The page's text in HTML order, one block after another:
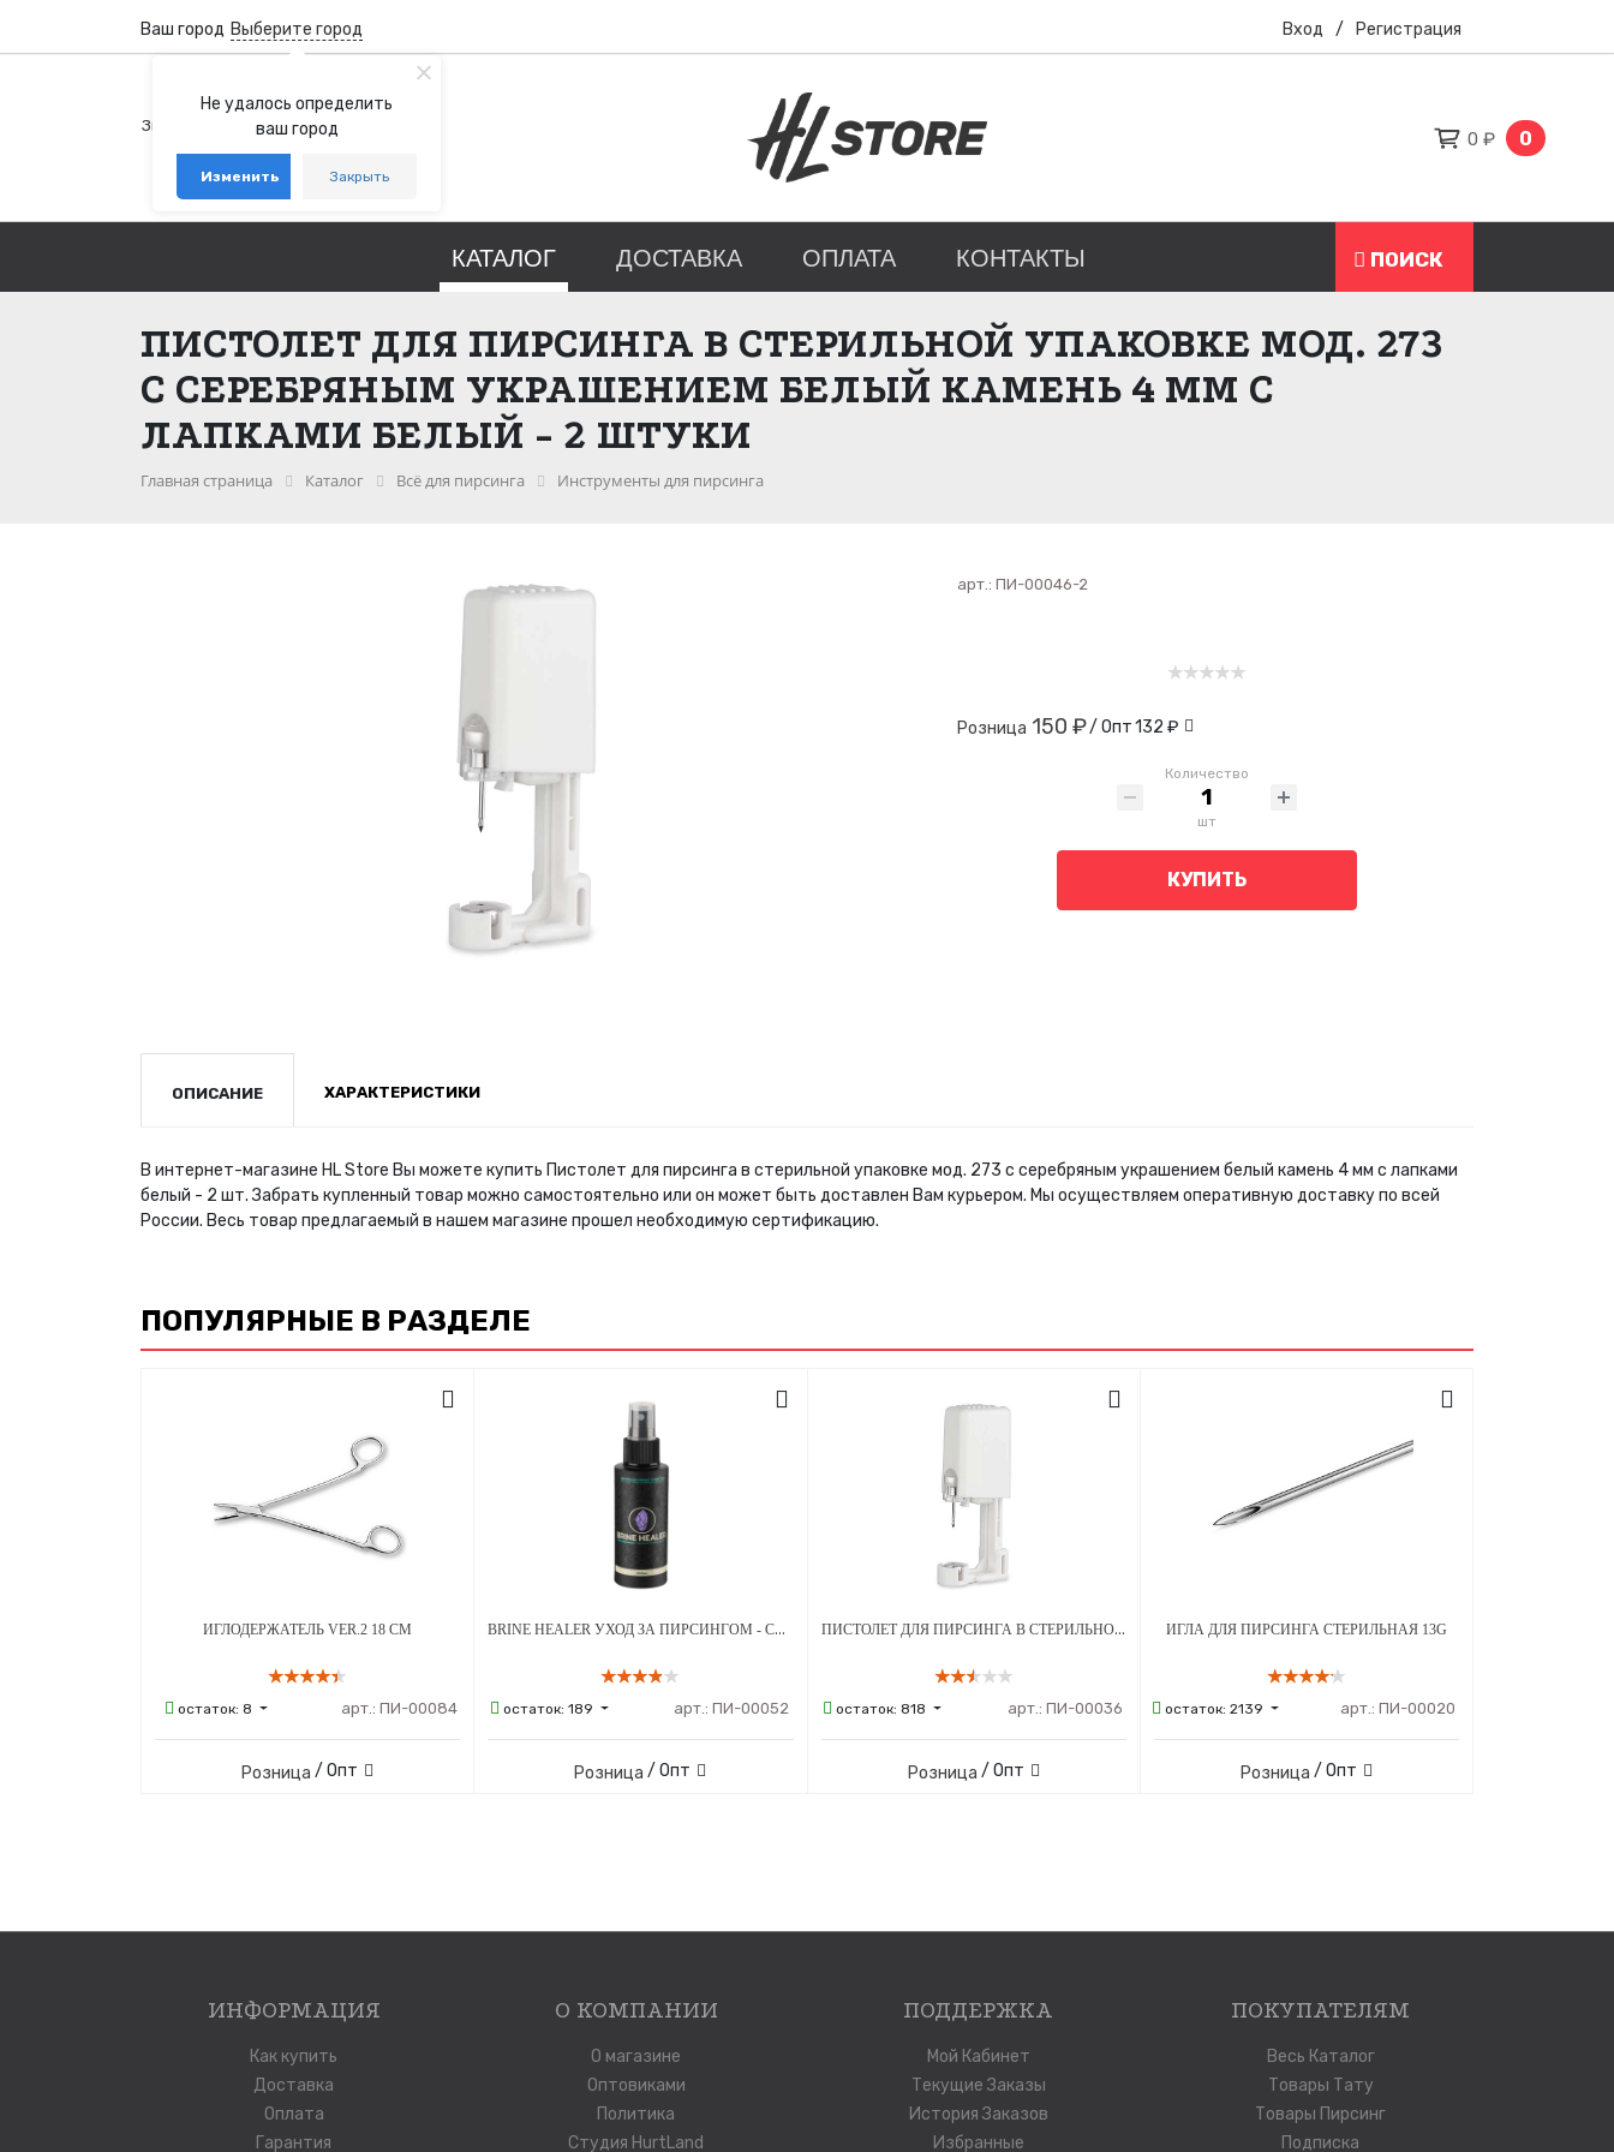
Не удалось определить
ваш город
Изменить Закрыть
Ваш город Выберите город Вход / Регистрация
+7 (800) 100-76-77
Звонок бесплатный по России
+7 (931) 978-88-88
telegram whatsapp
0 ₽ 0
КАТАЛОГ ДОСТАВКА ОПЛАТА КОНТАКТЫ ПОИСК
ПИСТОЛЕТ ДЛЯ ПИРСИНГА В СТЕРИЛЬНОЙ УПАКОВКЕ МОД. 273
С СЕРЕБРЯНЫМ УКРАШЕНИЕМ БЕЛЫЙ КАМЕНЬ 4 ММ С
ЛАПКАМИ БЕЛЫЙ - 2 ШТУКИ
Главная страница Каталог Всё для пирсинга Инструменты для пирсинга
арт.: ПИ-00046-2
Розница 150 ₽/ Опт132 ₽
Количество
шт
КУПИТЬ
ОПИСАНИЕ ХАРАКТЕРИСТИКИ
В интернет-магазине HL Store Вы можете купить Пистолет для пирсинга в стерильной упаковке мод. 273 с серебряным украшением белый камень 4 мм с лапками
белый - 2 шт. Забрать купленный товар можно самостоятельно или он может быть доставлен Вам курьером. Мы осуществляем оперативную доставку по всей
России. Весь товар предлагаемый в нашем магазине прошел необходимую сертификацию.
ПОПУЛЯРНЫЕ В РАЗДЕЛЕ
ИГЛОДЕРЖАТЕЛЬ VER.2 18 СМ
остаток: 8 арт.: ПИ-00084
Розница / Опт
BRINE HEALER УХОД ЗА ПИРСИНГОМ - СРЕДСТВО ДЛЯ ЗАЖИВЛЕНИЯ - 100 МЛ
остаток: 189 арт.: ПИ-00052
Розница / Опт
ПИСТОЛЕТ ДЛЯ ПИРСИНГА В СТЕРИЛЬНОЙ УПАКОВКЕ МОД. 203 С СЕРЕБРЯНЫМ УКРАШЕНИЕМ ШАРИК 3 ММ БЕЛЫЙ - 1 ШТ
остаток: 818 арт.: ПИ-00036
Розница / Опт
ИГЛА ДЛЯ ПИРСИНГА СТЕРИЛЬНАЯ 13G
остаток: 2139 арт.: ПИ-00020
Розница / Опт
ИНФОРМАЦИЯ
Как купить
Доставка
Оплата
Гарантия
О КОМПАНИИ
О магазине
Оптовиками
Политика
Студия HurtLand
ПОДДЕРЖКА
Мой Кабинет
Текущие Заказы
История Заказов
Избранные
ПОКУПАТЕЛЯМ
Весь Каталог
Товары Тату
Товары Пирсинг
Подписка